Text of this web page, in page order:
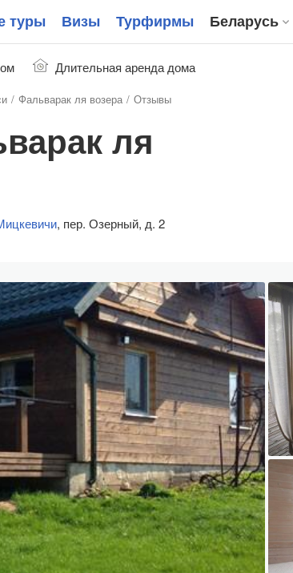
Длительная аренда дома
туры Визы Турфирмы Беларусь
Фальварак ля возера Отзывы
ля
, пер. Озерный, д. 2